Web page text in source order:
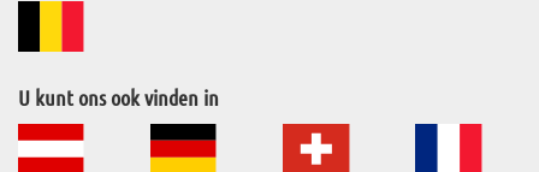
U kunt ons ook vinden in